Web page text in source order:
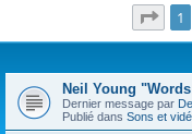
Page
1
Neil Young
Dernier message par
Publié dans Sons et